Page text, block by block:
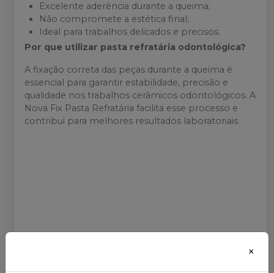
Excelente aderência durante a queima;
Não compromete a estética final;
Ideal para trabalhos delicados e precisos.
Por que utilizar pasta refratária odontológica?
A fixação correta das peças durante a queima é
essencial para garantir estabilidade, precisão e
qualidade nos trabalhos cerâmicos odontológicos. A
Nova Fix Pasta Refratária facilita esse processo e
contribui para melhores resultados laboratoriais.
Mais informações sobre o produto:
×